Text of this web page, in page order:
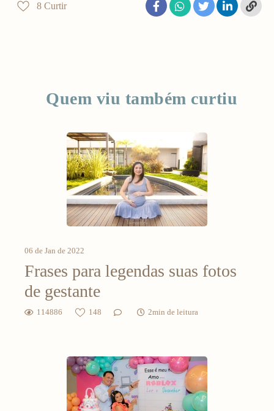
8 Curtir
Quem viu também curtiu
06 de Jan de 2022
Frases para legendas suas fotos
de gestante
114886 148 2min de leitura